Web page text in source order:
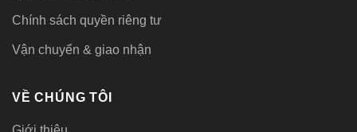
Chính sách quyền riêng tư
Vận chuyển & giao nhận
VỀ CHÚNG TÔI